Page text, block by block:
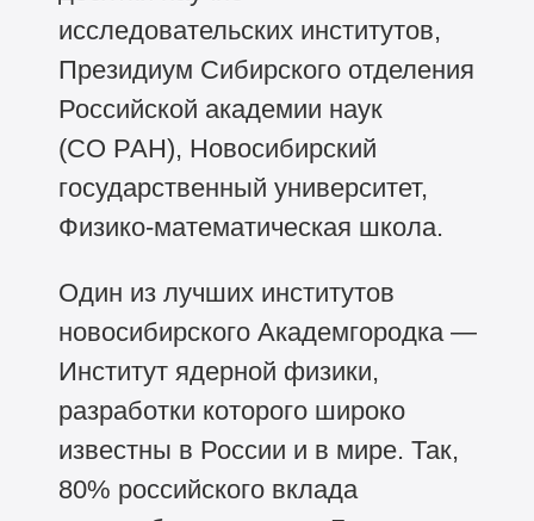
исследовательских институтов,
Президиум Сибирского отделения
Российской академии наук
(СО РАН), Новосибирский
государственный университет,
Физико-математическая школа.
Один из лучших институтов
новосибирского Академгородка —
Институт ядерной физики,
разработки которого широко
известны в России и в мире. Так,
80% российского вклада